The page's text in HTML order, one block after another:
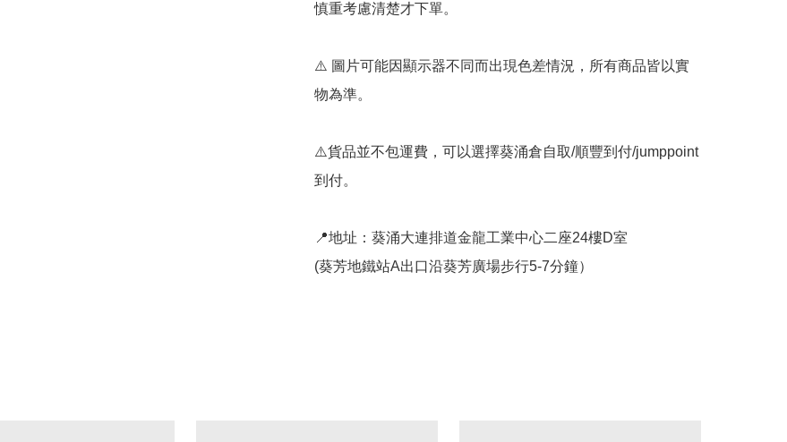
慎重考慮清楚才下單。
⚠️ 圖片可能因顯示器不同而出現色差情況，所有商品皆以實
物為準。
⚠️貨品並不包運費，可以選擇葵涌倉自取/順豐到付/jumppoint
到付。
📍地址：葵涌大連排道金龍工業中心二座24樓D室
(葵芳地鐵站A出口沿葵芳廣場步行5-7分鐘）